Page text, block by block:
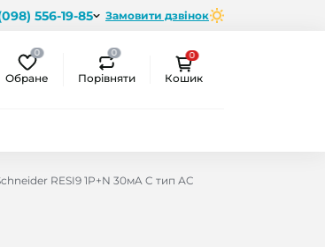
556-19-85 Замовити дзвінок
0
Обране
0
Порівняти
0
Кошик
RESI9 1P+N 30мA C тип АC